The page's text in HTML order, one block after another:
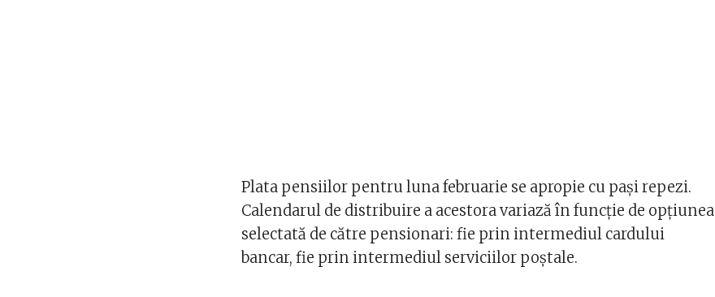
Plata pensiilor pentru luna februarie se apropie cu pași repezi.
Calendarul de distribuire a acestora variază în funcție de opțiunea
selectată de către pensionari: fie prin intermediul cardului
bancar, fie prin intermediul serviciilor poștale.